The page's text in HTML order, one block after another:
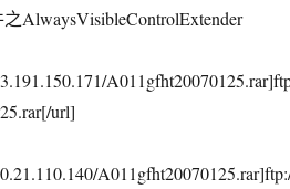
AlwaysVisibleControlExtender
url]